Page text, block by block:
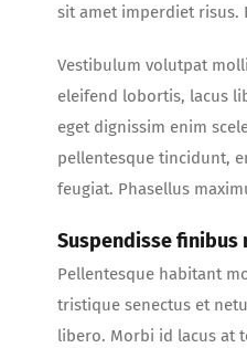
sit amet imperdiet risus.
Vestibulum volutpat
eleifend lobortis, lacus
eget dignissim enim
pellentesque tincidunt,
feugiat. Phasellus
Suspendisse finibus
Pellentesque habitant
tristique senectus et
libero. Morbi id lacus at